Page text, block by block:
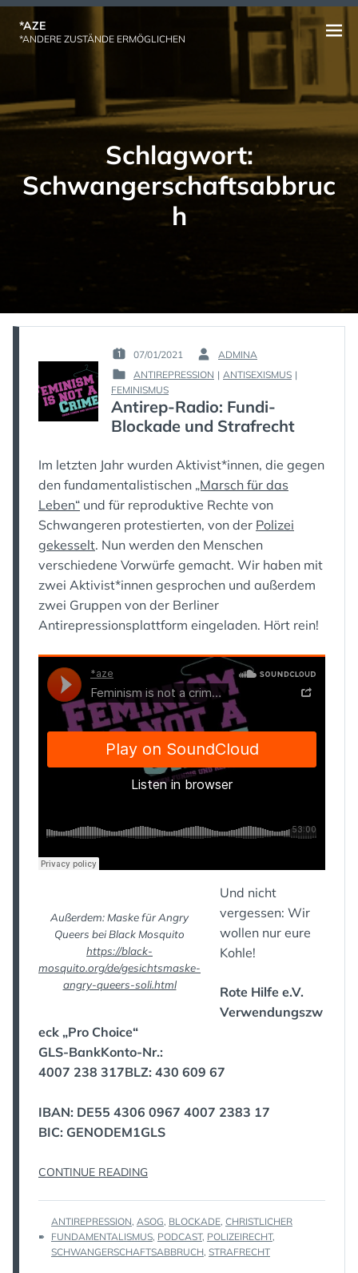
Skip
*AZE
*ANDERE ZUSTÄNDE ERMÖGLICHEN
Open
Schlagwort:
Schwangerschaftsabbruc
h
POSTED
ON
:
07/01/2021
BY
:
ADMINA
POSTED
IN
:
ANTIREPRESSION | ANTISEXISMUS |
FEMINISMUS
Antirep-Radio: Fundi-
Blockade und Strafrecht
Im letzten Jahr wurden Aktivist*innen, die gegen
den fundamentalistischen „Marsch für das
Leben“ und für reproduktive Rechte von
Schwangeren protestierten, von der Polizei
gekesselt. Nun werden den Menschen
verschiedene Vorwürfe gemacht. Wir haben mit
zwei Aktivist*innen gesprochen und außerdem
zwei Gruppen von der Berliner
Antirepressionsplattform eingeladen. Hört rein!
Außerdem: Maske für Angry
Queers bei Black Mosquito
https://black-
mosquito.org/de/gesichtsmaske-
angry-queers-soli.html
Und nicht
vergessen: Wir
wollen nur eure
Kohle!
Rote Hilfe e.V.
Verwendungszw
eck „Pro Choice“
GLS-BankKonto-Nr.:
4007 238 317BLZ: 430 609 67
IBAN: DE55 4306 0967 4007 2383 17
BIC: GENODEM1GLS
CONTINUE READING„ANTIREP-
BLOCKADE
UND
STRAFRECHT“
TAGS
:
ANTIREPRESSION, ASOG, BLOCKADE, CHRISTLICHER
FUNDAMENTALISMUS, PODCAST, POLIZEIRECHT,
SCHWANGERSCHAFTSABBRUCH, STRAFRECHT